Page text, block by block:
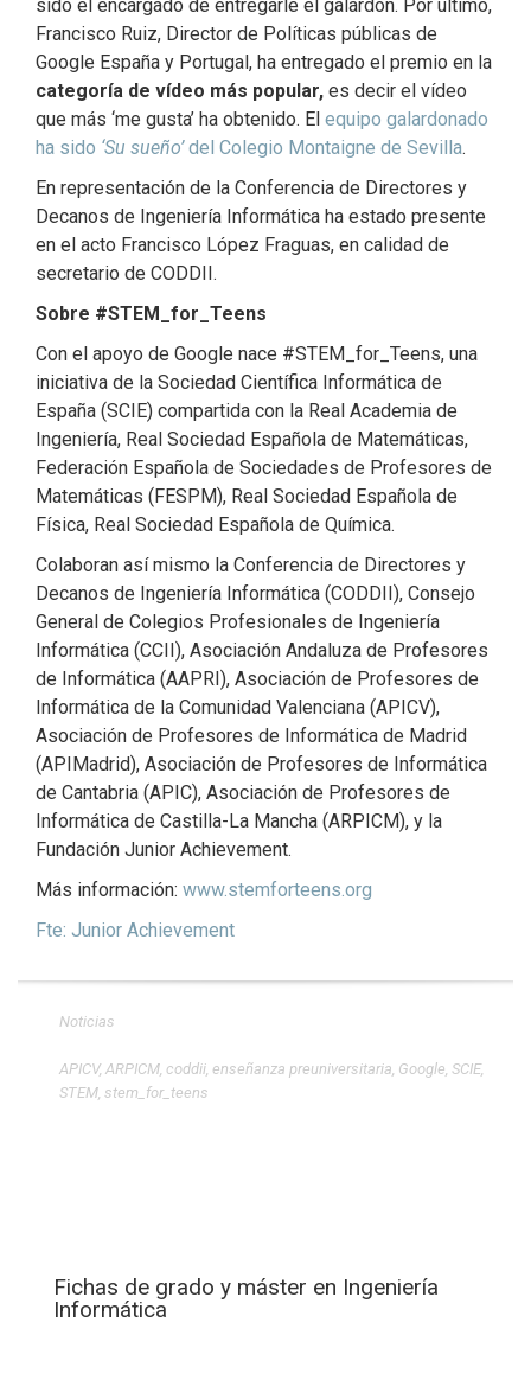
sido el encargado de entregarle el galardón. Por último,
Francisco Ruiz, Director de Políticas públicas de
Google España y Portugal, ha entregado el premio en la
categoría de vídeo más popular, es decir el vídeo
que más ‘me gusta’ ha obtenido. El equipo galardonado
ha sido ‘Su sueño’del Colegio Montaigne de Sevilla.
En representación de la Conferencia de Directores y
Decanos de Ingeniería Informática ha estado presente
en el acto Francisco López Fraguas, en calidad de
secretario de CODDII.
Sobre #STEM_for_Teens
Con el apoyo de Google nace #STEM_for_Teens, una
iniciativa de la Sociedad Científica Informática de
España (SCIE) compartida con la Real Academia de
Ingeniería, Real Sociedad Española de Matemáticas,
Federación Española de Sociedades de Profesores de
Matemáticas (FESPM), Real Sociedad Española de
Física, Real Sociedad Española de Química.
Colaboran así mismo la Conferencia de Directores y
Decanos de Ingeniería Informática (CODDII), Consejo
General de Colegios Profesionales de Ingeniería
Informática (CCII), Asociación Andaluza de Profesores
de Informática (AAPRI), Asociación de Profesores de
Informática de la Comunidad Valenciana (APICV),
Asociación de Profesores de Informática de Madrid
(APIMadrid), Asociación de Profesores de Informática
de Cantabria (APIC), Asociación de Profesores de
Informática de Castilla-La Mancha (ARPICM), y la
Fundación Junior Achievement.
Más información: www.stemforteens.org
Fte: Junior Achievement
Noticias
APICV, ARPICM, coddii, enseñanza preuniversitaria, Google, SCIE,
STEM, stem_for_teens
Fichas de grado y máster en Ingeniería
Informática